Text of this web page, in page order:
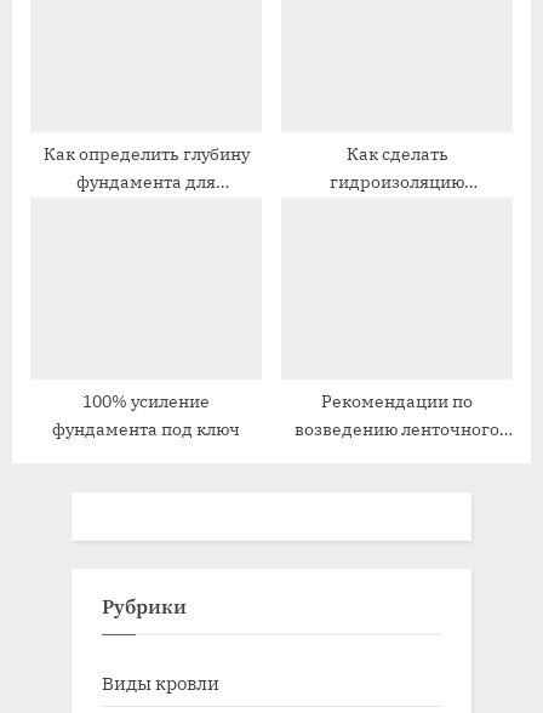
Как определить глубину
фундамента для
Как сделать
гидроизоляцию
100% усиление
фундамента под ключ
Рекомендации по
возведению ленточного
Рубрики
Виды кровли